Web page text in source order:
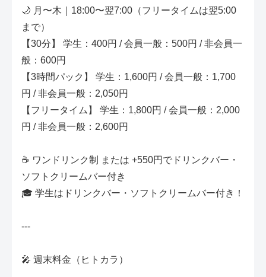
🌙 月〜木｜18:00〜翌7:00（フリータイムは翌5:00
まで）
【30分】 学生：400円 / 会員一般：500円 / 非会員一
般：600円
【3時間パック】 学生：1,600円 / 会員一般：1,700
円 / 非会員一般：2,050円
【フリータイム】 学生：1,800円 / 会員一般：2,000
円 / 非会員一般：2,600円
☕ ワンドリンク制 または +550円でドリンクバー・
ソフトクリームバー付き
🎓 学生はドリンクバー・ソフトクリームバー付き！
---
🎤 週末料金（ヒトカラ）